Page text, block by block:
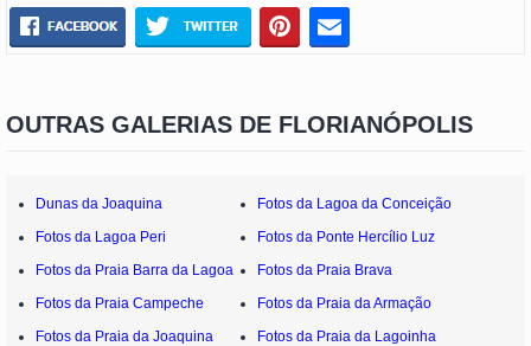
OUTRAS GALERIAS DE FLORIANÓPOLIS
Dunas da Joaquina
Fotos da Lagoa da Conceição
Fotos da Lagoa Peri
Fotos da Ponte Hercílio Luz
Fotos da Praia Barra da Lagoa
Fotos da Praia Brava
Fotos da Praia Campeche
Fotos da Praia da Armação
Fotos da Praia da Joaquina
Fotos da Praia da Lagoinha